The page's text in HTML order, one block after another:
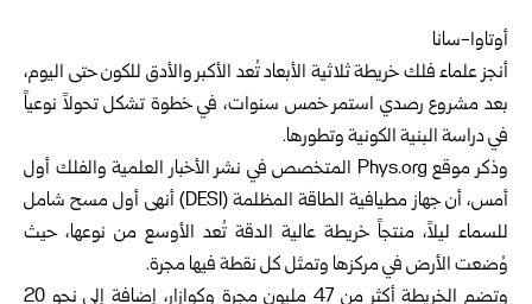
أوتاوا-سانا
أنجز علماء فلك خريطة ثلاثية الأبعاد تُعد الأكبر والأدق للكون حتى اليوم،
بعد مشروع رصدي استمر خمس سنوات، في خطوة تشكل تحولاً نوعياً
في دراسة البنية الكونية وتطورها.
وذكر موقع Phys.org المتخصص في نشر الأخبار العلمية والفلك أول
أمس، أن جهاز مطيافية الطاقة المظلمة (DESI) أنهى أول مسح شامل
للسماء ليلاً، منتجاً خريطة عالية الدقة تُعد الأوسع من نوعها، حيث
وُضعت الأرض في مركزها وتمثل كل نقطة فيها مجرة.
وتضم الخريطة أكثر من 47 مليون مجرة وكوازار، إضافة إلى نحو 20